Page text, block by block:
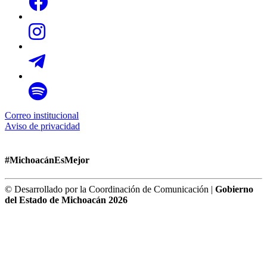
Correo institucional
Aviso de privacidad
#MichoacánEsMejor
© Desarrollado por la Coordinación de Comunicación | Gobierno
del Estado de Michoacán 2026